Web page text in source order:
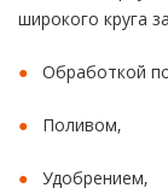
широкого круга
Обработкой
Поливом,
Удобрением,